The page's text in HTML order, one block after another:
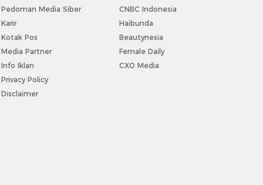
Pedoman Media Siber
Karir
Kotak Pos
Media Partner
Info Iklan
Privacy Policy
Disclaimer
CNBC Indonesia
Haibunda
Beautynesia
Female Daily
CXO Media